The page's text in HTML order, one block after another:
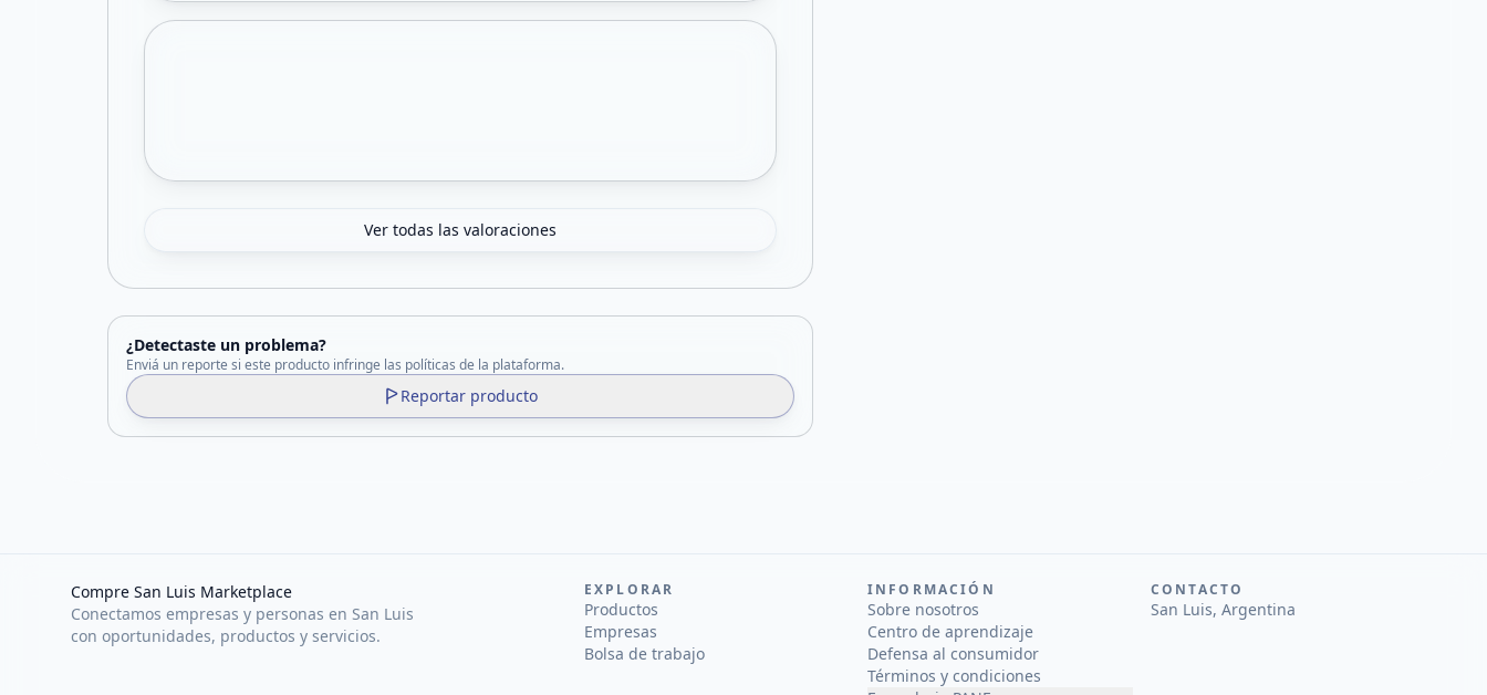
Ver todas las valoraciones
¿Detectaste un problema?
Enviá un reporte si este producto infringe las políticas de la plataforma.
Reportar producto
Compre San Luis Marketplace
Conectamos empresas y personas en San Luis
con oportunidades, productos y servicios.
EXPLORAR
Productos
Empresas
Bolsa de trabajo
INFORMACIÓN
Sobre nosotros
Centro de aprendizaje
Defensa al consumidor
Términos y condiciones
CONTACTO
San Luis, Argentina